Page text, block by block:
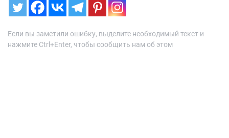
Если вы заметили ошибку, выделите необходимый текст и
нажмите Ctrl+Enter, чтобы сообщить нам об этом